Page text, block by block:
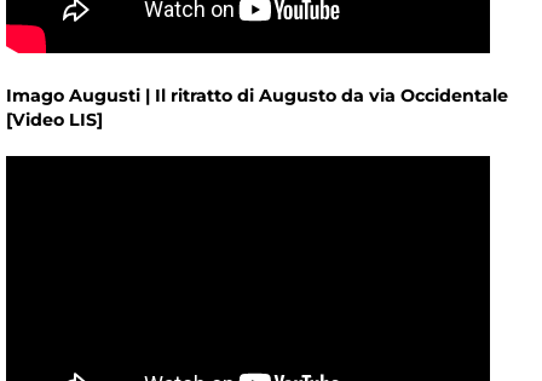
Imago Augusti | Il ritratto di Augusto da via Occidentale
[Video LIS]